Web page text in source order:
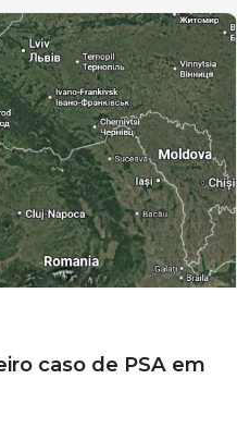
caso de PSA em